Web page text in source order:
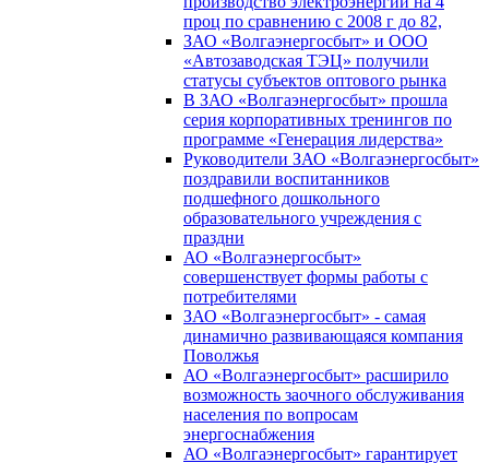
проц по сравнению с 2008 г до 82,
ЗАО «Волгаэнергосбыт» и ООО
«Автозаводская ТЭЦ» получили
статусы субъектов оптового рынка
В ЗАО «Волгаэнергосбыт» прошла
серия корпоративных тренингов по
программе «Генерация лидерства»
Руководители ЗАО «Волгаэнергосбыт»
поздравили воспитанников
подшефного дошкольного
образовательного учреждения с
праздни
АО «Волгаэнергосбыт»
совершенствует формы работы с
потребителями
ЗАО «Волгаэнергосбыт» - самая
динамично развивающаяся компания
Поволжья
АО «Волгаэнергосбыт» расширило
возможность заочного обслуживания
населения по вопросам
энергоснабжения
АО «Волгаэнергосбыт» гарантирует